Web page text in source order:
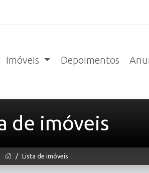
Imóveis Depoimentos
de imóveis
Lista de imóveis